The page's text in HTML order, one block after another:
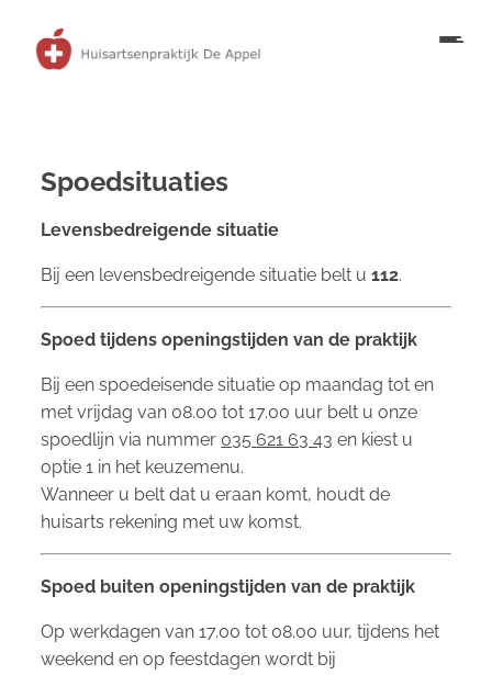
Spoedsituaties
Levensbedreigende situatie
Bij een levensbedreigende situatie belt u112.
Spoed tijdens openingstijden van de praktijk
Bij een spoedeisende situatie op maandag tot en
met vrijdag van 08.00 tot 17.00 uur belt u onze
spoedlijn via nummer 035 621 63 43 en kiest u
optie 1 in het keuzemenu.
Wanneer u belt dat u eraan komt, houdt de
huisarts rekening met uw komst.
Spoed buiten openingstijden van de praktijk
Op werkdagen van 17.00 tot 08.00 uur, tijdens het
weekend en op feestdagen wordt bij